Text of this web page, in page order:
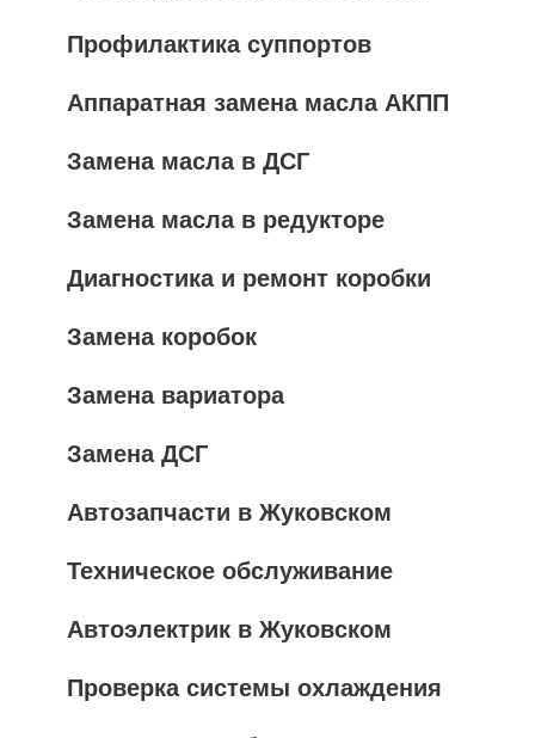
Профилактика суппортов
Аппаратная замена масла АКПП
Замена масла в ДСГ
Замена масла в редукторе
Диагностика и ремонт коробки
Замена коробок
Замена вариатора
Замена ДСГ
Автозапчасти в Жуковском
Техническое обслуживание
Автоэлектрик в Жуковском
Проверка системы охлаждения